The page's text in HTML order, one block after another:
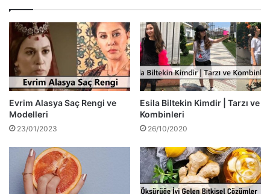
Evrim Alasya Saç Rengi ve
Modelleri
23/01/2023
Esila Biltekin Kimdir | Tarzı ve
Kombinleri
26/10/2020